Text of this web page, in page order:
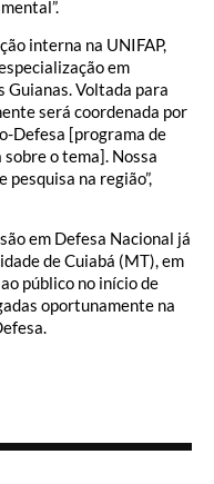
interna na UNIFAP,
em
Guianas. Voltada para
será coordenada por
Defesa [programa de
o tema]. Nossa
pesquisa na região”,
em Defesa Nacional já
de Cuiabá (MT), em
público no início de
oportunamente na